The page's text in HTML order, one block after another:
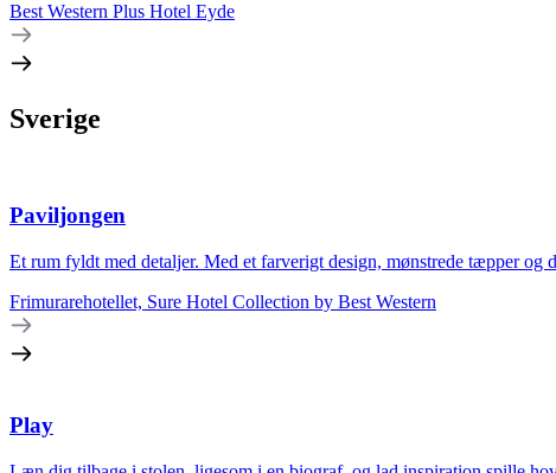
Best Western Plus Hotel Eyde
Sverige
Paviljongen
Et rum fyldt med detaljer. Med et farverigt design, mønstrede tæpper
Frimurarehotellet, Sure Hotel Collection by Best Western
Play